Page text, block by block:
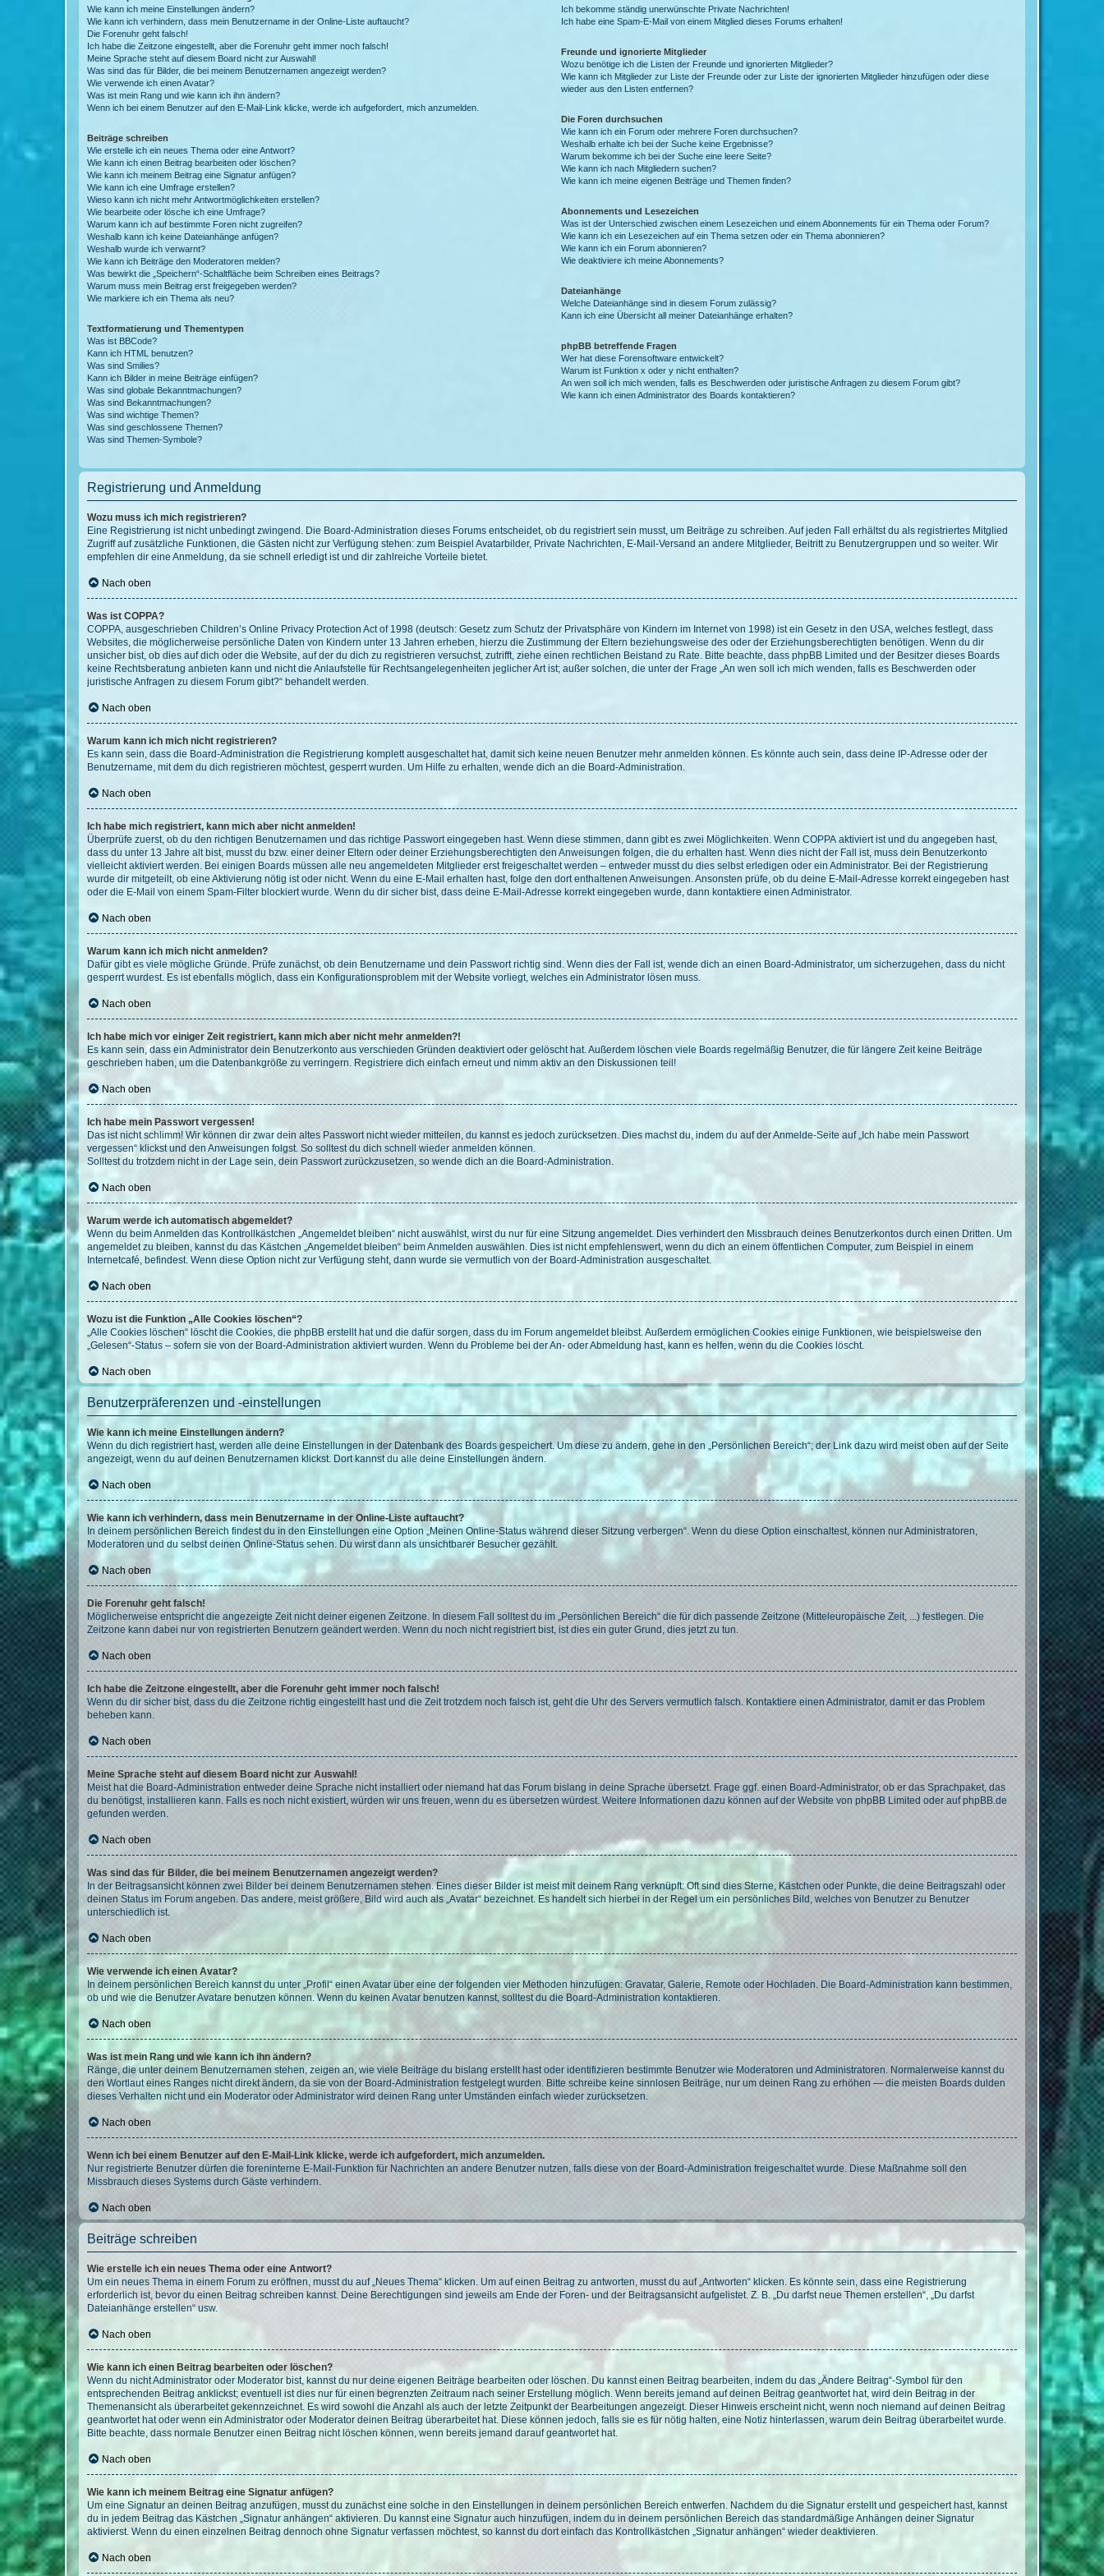
Wie kann ich meine Einstellungen ändern?
Wie kann ich verhindern, dass mein Benutzername in der Online-Liste auftaucht?
Die Forenuhr geht falsch!
Ich habe die Zeitzone eingestellt, aber die Forenuhr geht immer noch falsch!
Meine Sprache steht auf diesem Board nicht zur Auswahl!
Was sind das für Bilder, die bei meinem Benutzernamen angezeigt werden?
Wie verwende ich einen Avatar?
Was ist mein Rang und wie kann ich ihn ändern?
Wenn ich bei einem Benutzer auf den E-Mail-Link klicke, werde ich aufgefordert, mich anzumelden.
Beiträge schreiben
Wie erstelle ich ein neues Thema oder eine Antwort?
Wie kann ich einen Beitrag bearbeiten oder löschen?
Wie kann ich meinem Beitrag eine Signatur anfügen?
Wie kann ich eine Umfrage erstellen?
Wieso kann ich nicht mehr Antwortmöglichkeiten erstellen?
Wie bearbeite oder lösche ich eine Umfrage?
Warum kann ich auf bestimmte Foren nicht zugreifen?
Weshalb kann ich keine Dateianhänge anfügen?
Weshalb wurde ich verwarnt?
Wie kann ich Beiträge den Moderatoren melden?
Was bewirkt die „Speichern“-Schaltfläche beim Schreiben eines Beitrags?
Warum muss mein Beitrag erst freigegeben werden?
Wie markiere ich ein Thema als neu?
Textformatierung und Thementypen
Was ist BBCode?
Kann ich HTML benutzen?
Was sind Smilies?
Kann ich Bilder in meine Beiträge einfügen?
Was sind globale Bekanntmachungen?
Was sind Bekanntmachungen?
Was sind wichtige Themen?
Was sind geschlossene Themen?
Was sind Themen-Symbole?
Ich bekomme ständig unerwünschte Private Nachrichten!
Ich habe eine Spam-E-Mail von einem Mitglied dieses Forums erhalten!
Freunde und ignorierte Mitglieder
Wozu benötige ich die Listen der Freunde und ignorierten Mitglieder?
Wie kann ich Mitglieder zur Liste der Freunde oder zur Liste der ignorierten Mitglieder hinzufügen oder diese
wieder aus den Listen entfernen?
Die Foren durchsuchen
Wie kann ich ein Forum oder mehrere Foren durchsuchen?
Weshalb erhalte ich bei der Suche keine Ergebnisse?
Warum bekomme ich bei der Suche eine leere Seite?
Wie kann ich nach Mitgliedern suchen?
Wie kann ich meine eigenen Beiträge und Themen finden?
Abonnements und Lesezeichen
Was ist der Unterschied zwischen einem Lesezeichen und einem Abonnements für ein Thema oder Forum?
Wie kann ich ein Lesezeichen auf ein Thema setzen oder ein Thema abonnieren?
Wie kann ich ein Forum abonnieren?
Wie deaktiviere ich meine Abonnements?
Dateianhänge
Welche Dateianhänge sind in diesem Forum zulässig?
Kann ich eine Übersicht all meiner Dateianhänge erhalten?
phpBB betreffende Fragen
Wer hat diese Forensoftware entwickelt?
Warum ist Funktion x oder y nicht enthalten?
An wen soll ich mich wenden, falls es Beschwerden oder juristische Anfragen zu diesem Forum gibt?
Wie kann ich einen Administrator des Boards kontaktieren?
Registrierung und Anmeldung
Wozu muss ich mich registrieren?
Eine Registrierung ist nicht unbedingt zwingend. Die Board-Administration dieses Forums entscheidet, ob du registriert sein musst, um Beiträge zu schreiben. Auf jeden Fall erhältst du als registriertes Mitglied
Zugriff auf zusätzliche Funktionen, die Gästen nicht zur Verfügung stehen: zum Beispiel Avatarbilder, Private Nachrichten, E-Mail-Versand an andere Mitglieder, Beitritt zu Benutzergruppen und so weiter. Wir
empfehlen dir eine Anmeldung, da sie schnell erledigt ist und dir zahlreiche Vorteile bietet.
Nach oben
Was ist COPPA?
COPPA, ausgeschrieben Children’s Online Privacy Protection Act of 1998 (deutsch: Gesetz zum Schutz der Privatsphäre von Kindern im Internet von 1998) ist ein Gesetz in den USA, welches festlegt, dass
Websites, die möglicherweise persönliche Daten von Kindern unter 13 Jahren erheben, hierzu die Zustimmung der Eltern beziehungsweise des oder der Erziehungsberechtigten benötigen. Wenn du dir
unsicher bist, ob dies auf dich oder die Website, auf der du dich zu registrieren versuchst, zutrifft, ziehe einen rechtlichen Beistand zu Rate. Bitte beachte, dass phpBB Limited und der Besitzer dieses Boards
keine Rechtsberatung anbieten kann und nicht die Anlaufstelle für Rechtsangelegenheiten jeglicher Art ist; außer solchen, die unter der Frage „An wen soll ich mich wenden, falls es Beschwerden oder
juristische Anfragen zu diesem Forum gibt?“ behandelt werden.
Nach oben
Warum kann ich mich nicht registrieren?
Es kann sein, dass die Board-Administration die Registrierung komplett ausgeschaltet hat, damit sich keine neuen Benutzer mehr anmelden können. Es könnte auch sein, dass deine IP-Adresse oder der
Benutzername, mit dem du dich registrieren möchtest, gesperrt wurden. Um Hilfe zu erhalten, wende dich an die Board-Administration.
Nach oben
Ich habe mich registriert, kann mich aber nicht anmelden!
Überprüfe zuerst, ob du den richtigen Benutzernamen und das richtige Passwort eingegeben hast. Wenn diese stimmen, dann gibt es zwei Möglichkeiten. Wenn COPPA aktiviert ist und du angegeben hast,
dass du unter 13 Jahre alt bist, musst du bzw. einer deiner Eltern oder deiner Erziehungsberechtigten den Anweisungen folgen, die du erhalten hast. Wenn dies nicht der Fall ist, muss dein Benutzerkonto
vielleicht aktiviert werden. Bei einigen Boards müssen alle neu angemeldeten Mitglieder erst freigeschaltet werden – entweder musst du dies selbst erledigen oder ein Administrator. Bei der Registrierung
wurde dir mitgeteilt, ob eine Aktivierung nötig ist oder nicht. Wenn du eine E-Mail erhalten hast, folge den dort enthaltenen Anweisungen. Ansonsten prüfe, ob du deine E-Mail-Adresse korrekt eingegeben hast
oder die E-Mail von einem Spam-Filter blockiert wurde. Wenn du dir sicher bist, dass deine E-Mail-Adresse korrekt eingegeben wurde, dann kontaktiere einen Administrator.
Nach oben
Warum kann ich mich nicht anmelden?
Dafür gibt es viele mögliche Gründe. Prüfe zunächst, ob dein Benutzername und dein Passwort richtig sind. Wenn dies der Fall ist, wende dich an einen Board-Administrator, um sicherzugehen, dass du nicht
gesperrt wurdest. Es ist ebenfalls möglich, dass ein Konfigurationsproblem mit der Website vorliegt, welches ein Administrator lösen muss.
Nach oben
Ich habe mich vor einiger Zeit registriert, kann mich aber nicht mehr anmelden?!
Es kann sein, dass ein Administrator dein Benutzerkonto aus verschieden Gründen deaktiviert oder gelöscht hat. Außerdem löschen viele Boards regelmäßig Benutzer, die für längere Zeit keine Beiträge
geschrieben haben, um die Datenbankgröße zu verringern. Registriere dich einfach erneut und nimm aktiv an den Diskussionen teil!
Nach oben
Ich habe mein Passwort vergessen!
Das ist nicht schlimm! Wir können dir zwar dein altes Passwort nicht wieder mitteilen, du kannst es jedoch zurücksetzen. Dies machst du, indem du auf der Anmelde-Seite auf „Ich habe mein Passwort
vergessen“ klickst und den Anweisungen folgst. So solltest du dich schnell wieder anmelden können.
Solltest du trotzdem nicht in der Lage sein, dein Passwort zurückzusetzen, so wende dich an die Board-Administration.
Nach oben
Warum werde ich automatisch abgemeldet?
Wenn du beim Anmelden das Kontrollkästchen „Angemeldet bleiben“ nicht auswählst, wirst du nur für eine Sitzung angemeldet. Dies verhindert den Missbrauch deines Benutzerkontos durch einen Dritten. Um
angemeldet zu bleiben, kannst du das Kästchen „Angemeldet bleiben“ beim Anmelden auswählen. Dies ist nicht empfehlenswert, wenn du dich an einem öffentlichen Computer, zum Beispiel in einem
Internetcafé, befindest. Wenn diese Option nicht zur Verfügung steht, dann wurde sie vermutlich von der Board-Administration ausgeschaltet.
Nach oben
Wozu ist die Funktion „Alle Cookies löschen“?
„Alle Cookies löschen“ löscht die Cookies, die phpBB erstellt hat und die dafür sorgen, dass du im Forum angemeldet bleibst. Außerdem ermöglichen Cookies einige Funktionen, wie beispielsweise den
„Gelesen“-Status – sofern sie von der Board-Administration aktiviert wurden. Wenn du Probleme bei der An- oder Abmeldung hast, kann es helfen, wenn du die Cookies löscht.
Nach oben
Benutzerpräferenzen und -einstellungen
Wie kann ich meine Einstellungen ändern?
Wenn du dich registriert hast, werden alle deine Einstellungen in der Datenbank des Boards gespeichert. Um diese zu ändern, gehe in den „Persönlichen Bereich“; der Link dazu wird meist oben auf der Seite
angezeigt, wenn du auf deinen Benutzernamen klickst. Dort kannst du alle deine Einstellungen ändern.
Nach oben
Wie kann ich verhindern, dass mein Benutzername in der Online-Liste auftaucht?
In deinem persönlichen Bereich findest du in den Einstellungen eine Option „Meinen Online-Status während dieser Sitzung verbergen“. Wenn du diese Option einschaltest, können nur Administratoren,
Moderatoren und du selbst deinen Online-Status sehen. Du wirst dann als unsichtbarer Besucher gezählt.
Nach oben
Die Forenuhr geht falsch!
Möglicherweise entspricht die angezeigte Zeit nicht deiner eigenen Zeitzone. In diesem Fall solltest du im „Persönlichen Bereich“ die für dich passende Zeitzone (Mitteleuropäische Zeit, ...) festlegen. Die
Zeitzone kann dabei nur von registrierten Benutzern geändert werden. Wenn du noch nicht registriert bist, ist dies ein guter Grund, dies jetzt zu tun.
Nach oben
Ich habe die Zeitzone eingestellt, aber die Forenuhr geht immer noch falsch!
Wenn du dir sicher bist, dass du die Zeitzone richtig eingestellt hast und die Zeit trotzdem noch falsch ist, geht die Uhr des Servers vermutlich falsch. Kontaktiere einen Administrator, damit er das Problem
beheben kann.
Nach oben
Meine Sprache steht auf diesem Board nicht zur Auswahl!
Meist hat die Board-Administration entweder deine Sprache nicht installiert oder niemand hat das Forum bislang in deine Sprache übersetzt. Frage ggf. einen Board-Administrator, ob er das Sprachpaket, das
du benötigst, installieren kann. Falls es noch nicht existiert, würden wir uns freuen, wenn du es übersetzen würdest. Weitere Informationen dazu können auf der Website von phpBB Limited oder aufphpBB.de
gefunden werden.
Nach oben
Was sind das für Bilder, die bei meinem Benutzernamen angezeigt werden?
In der Beitragsansicht können zwei Bilder bei deinem Benutzernamen stehen. Eines dieser Bilder ist meist mit deinem Rang verknüpft: Oft sind dies Sterne, Kästchen oder Punkte, die deine Beitragszahl oder
deinen Status im Forum angeben. Das andere, meist größere, Bild wird auch als „Avatar“ bezeichnet. Es handelt sich hierbei in der Regel um ein persönliches Bild, welches von Benutzer zu Benutzer
unterschiedlich ist.
Nach oben
Wie verwende ich einen Avatar?
In deinem persönlichen Bereich kannst du unter „Profil“ einen Avatar über eine der folgenden vier Methoden hinzufügen: Gravatar, Galerie, Remote oder Hochladen. Die Board-Administration kann bestimmen,
ob und wie die Benutzer Avatare benutzen können. Wenn du keinen Avatar benutzen kannst, solltest du die Board-Administration kontaktieren.
Nach oben
Was ist mein Rang und wie kann ich ihn ändern?
Ränge, die unter deinem Benutzernamen stehen, zeigen an, wie viele Beiträge du bislang erstellt hast oder identifizieren bestimmte Benutzer wie Moderatoren und Administratoren. Normalerweise kannst du
den Wortlaut eines Ranges nicht direkt ändern, da sie von der Board-Administration festgelegt wurden. Bitte schreibe keine sinnlosen Beiträge, nur um deinen Rang zu erhöhen — die meisten Boards dulden
dieses Verhalten nicht und ein Moderator oder Administrator wird deinen Rang unter Umständen einfach wieder zurücksetzen.
Nach oben
Wenn ich bei einem Benutzer auf den E-Mail-Link klicke, werde ich aufgefordert, mich anzumelden.
Nur registrierte Benutzer dürfen die foreninterne E-Mail-Funktion für Nachrichten an andere Benutzer nutzen, falls diese von der Board-Administration freigeschaltet wurde. Diese Maßnahme soll den
Missbrauch dieses Systems durch Gäste verhindern.
Nach oben
Beiträge schreiben
Wie erstelle ich ein neues Thema oder eine Antwort?
Um ein neues Thema in einem Forum zu eröffnen, musst du auf „Neues Thema“ klicken. Um auf einen Beitrag zu antworten, musst du auf „Antworten“ klicken. Es könnte sein, dass eine Registrierung
erforderlich ist, bevor du einen Beitrag schreiben kannst. Deine Berechtigungen sind jeweils am Ende der Foren- und der Beitragsansicht aufgelistet. Z. B. „Du darfst neue Themen erstellen“, „Du darfst
Dateianhänge erstellen“ usw.
Nach oben
Wie kann ich einen Beitrag bearbeiten oder löschen?
Wenn du nicht Administrator oder Moderator bist, kannst du nur deine eigenen Beiträge bearbeiten oder löschen. Du kannst einen Beitrag bearbeiten, indem du das „Ändere Beitrag“-Symbol für den
entsprechenden Beitrag anklickst; eventuell ist dies nur für einen begrenzten Zeitraum nach seiner Erstellung möglich. Wenn bereits jemand auf deinen Beitrag geantwortet hat, wird dein Beitrag in der
Themenansicht als überarbeitet gekennzeichnet. Es wird sowohl die Anzahl als auch der letzte Zeitpunkt der Bearbeitungen angezeigt. Dieser Hinweis erscheint nicht, wenn noch niemand auf deinen Beitrag
geantwortet hat oder wenn ein Administrator oder Moderator deinen Beitrag überarbeitet hat. Diese können jedoch, falls sie es für nötig halten, eine Notiz hinterlassen, warum dein Beitrag überarbeitet wurde.
Bitte beachte, dass normale Benutzer einen Beitrag nicht löschen können, wenn bereits jemand darauf geantwortet hat.
Nach oben
Wie kann ich meinem Beitrag eine Signatur anfügen?
Um eine Signatur an deinen Beitrag anzufügen, musst du zunächst eine solche in den Einstellungen in deinem persönlichen Bereich entwerfen. Nachdem du die Signatur erstellt und gespeichert hast, kannst
du in jedem Beitrag das Kästchen „Signatur anhängen“ aktivieren. Du kannst eine Signatur auch hinzufügen, indem du in deinem persönlichen Bereich das standardmäßige Anhängen deiner Signatur
aktivierst. Wenn du einen einzelnen Beitrag dennoch ohne Signatur verfassen möchtest, so kannst du dort einfach das Kontrollkästchen „Signatur anhängen“ wieder deaktivieren.
Nach oben